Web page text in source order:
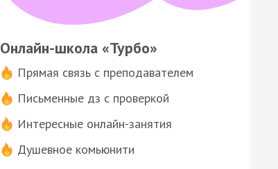
Онлайн-школа «Турбо»
Прямая связь с преподавателем
Письменные дз с проверкой
Интересные онлайн-занятия
Душевное комьюнити